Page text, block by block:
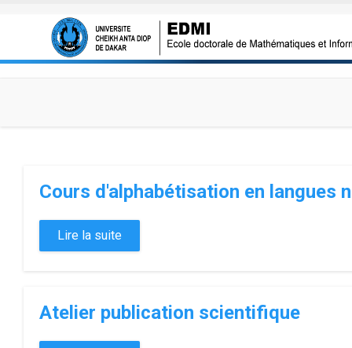
Cours d'alphabétisation en langues
Lire la suite
Atelier publication scientifique